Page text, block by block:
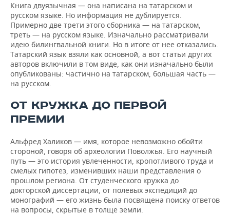
Книга двуязычная — она написана на татарском и
русском языке. Но информация не дублируется.
Примерно две трети этого сборника — на татарском,
треть — на русском языке. Изначально рассматривали
идею билингвальной книги. Но в итоге от нее отказались.
Татарский язык взяли как основной, а вот статьи других
авторов включили в том виде, как они изначально были
опубликованы: частично на татарском, большая часть —
на русском.
ОТ КРУЖКА ДО ПЕРВОЙ
ПРЕМИИ
Альфред Халиков — имя, которое невозможно обойти
стороной, говоря об археологии Поволжья. Его научный
путь — это история увлеченности, кропотливого труда и
смелых гипотез, изменивших наши представления о
прошлом региона. От студенческого кружка до
докторской диссертации, от полевых экспедиций до
монографий — его жизнь была посвящена поиску ответов
на вопросы, скрытые в толще земли.